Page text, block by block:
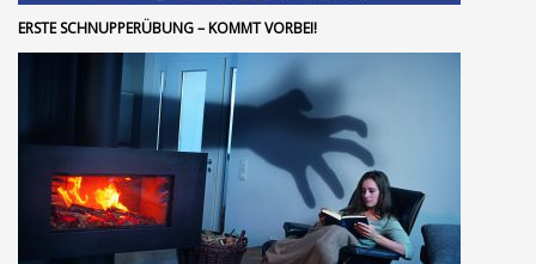
ERSTE SCHNUPPERÜBUNG – KOMMT VORBEI!